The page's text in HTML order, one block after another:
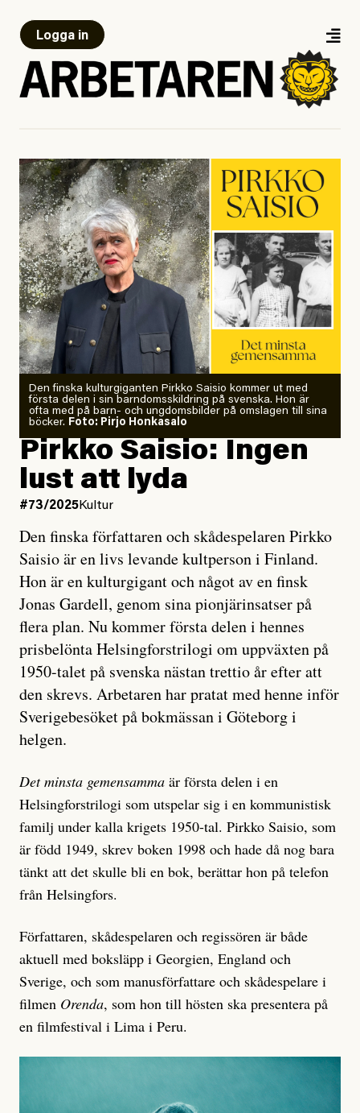
Logga in
Den finska kulturgiganten Pirkko Saisio kommer ut med
första delen i sin barndomsskildring på svenska. Hon är
ofta med på barn- och ungdomsbilder på omslagen till sina
böcker. Foto: Pirjo Honkasalo
Pirkko Saisio: Ingen
lust att lyda
#73/2025Kultur
Den finska författaren och skådespelaren Pirkko
Saisio är en livs levande kultperson i Finland.
Hon är en kulturgigant och något av en finsk
Jonas Gardell, genom sina pionjärinsatser på
flera plan. Nu kommer första delen i hennes
prisbelönta Helsingforstrilogi om uppväxten på
1950-talet på svenska nästan trettio år efter att
den skrevs. Arbetaren har pratat med henne inför
Sverigebesöket på bokmässan i Göteborg i
helgen.
Det minsta gemensamma är första delen i en
Helsingforstrilogi som utspelar sig i en kommunistisk
familj under kalla krigets 1950-tal. Pirkko Saisio, som
är född 1949, skrev boken 1998 och hade då nog bara
tänkt att det skulle bli en bok, berättar hon på telefon
från Helsingfors.
Författaren, skådespelaren och regissören är både
aktuell med boksläpp i Georgien, England och
Sverige, och som manusförfattare och skådespelare i
filmen Orenda, som hon till hösten ska presentera på
en filmfestival i Lima i Peru.